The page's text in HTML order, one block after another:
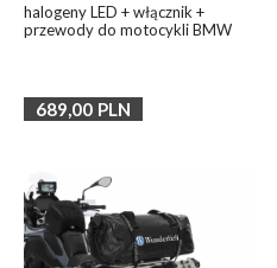
halogeny LED + włącznik +
przewody do motocykli BMW
689,00 PLN